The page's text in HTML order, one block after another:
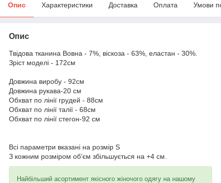
Опис Характеристики Доставка Оплата Умови
Опис
Твідова тканина Вовна - 7%, віскоза - 63%, еластан - 30%.
Зріст моделі - 172см
Довжина виробу - 92см
Довжина рукава-20 см
Обхват по лінії грудей - 88см
Обхват по лінії талії - 68см
Обхват по лінії стегон-92 см
Всі параметри вказані на розмір S
З кожним розміром об’єм збільшується на +4 см.
Найбільший асортимент якісного жіночого одягу на нашому